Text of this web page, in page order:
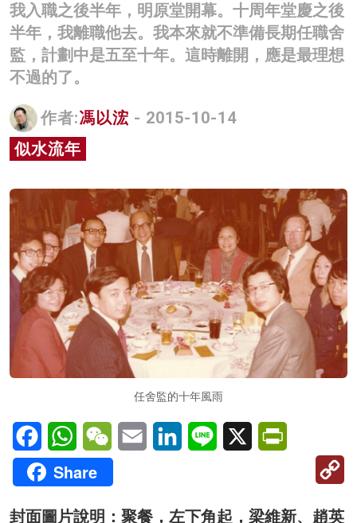
商業
科技
名家榜
灼見活動
關於我們
我入職之後半年，明原堂開幕。十周年堂慶之後
半年，我離職他去。我本來就不準備長期任職舍
監，計劃中是五至十年。這時離開，應是最理想
不過的了。
作者:馮以浤 - 2015-10-14
似水流年
任舍監的十年風雨
FacebookWhatsAppWeChatEmail LinkedInLine X
Share
封面圖片說明：聚餐，左下角起，梁維新、趙英